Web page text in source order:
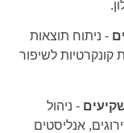
- ניתוח תוצאות
קונקרטיות לשיפור
- ניהול
אנליסטים